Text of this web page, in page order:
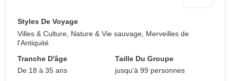
Styles De Voyage
Villes & Culture, Nature & Vie sauvage, Merveilles de
l'Antiquité
Tranche D'âge
De 18 à 35 ans
Taille Du Groupe
jusqu'à 99 personnes